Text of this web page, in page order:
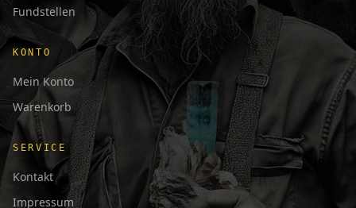
Fundstellen
KONTO
Mein Konto
Warenkorb
SERVICE
Kontakt
Impressum